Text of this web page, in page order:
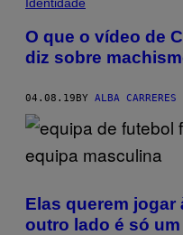
O que o vídeo de
diz sobre
04.08.19 BY ALBA CARRERES
Elas querem jogar
outro lado é só